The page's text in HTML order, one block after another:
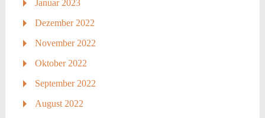
Januar 2023
Dezember 2022
November 2022
Oktober 2022
September 2022
August 2022